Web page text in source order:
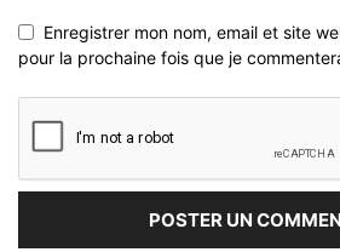
Enregistrer mon nom, email et site
pour la prochaine fois que je